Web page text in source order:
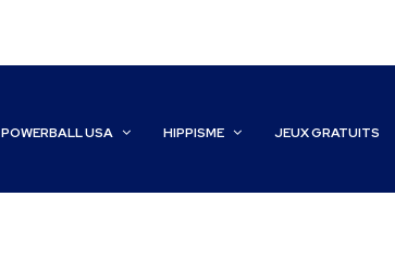
POWERBALL USA HIPPISME JEUX GRATUITS